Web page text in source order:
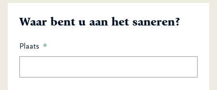
Waar bent u aan het saneren?
Plaats *